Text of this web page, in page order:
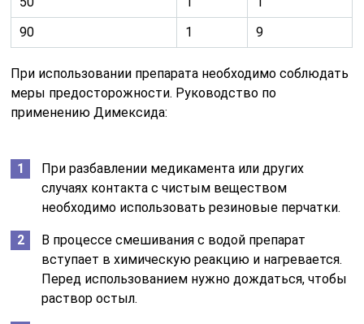
90
1 9
При использовании препарата необходимо соблюдать
меры предосторожности. Руководство по
применению Димексида:
При разбавлении медикамента или других
случаях контакта с чистым веществом
необходимо использовать резиновые перчатки.
В процессе смешивания с водой препарат
вступает в химическую реакцию и нагревается.
Перед использованием нужно дождаться, чтобы
раствор остыл.